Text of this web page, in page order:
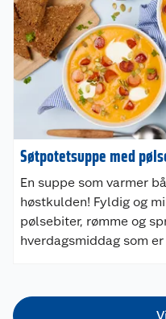
Søtpotetsuppe med
En suppe som varmer
høstkulden! Fyldig og
pølsebiter, rømme og
hverdagsmiddag som
Nyheter
Våre butikker
Våre merkevarer
Coop kjeder
Ledige stillinger
Bærekraft
Samvirkelag
Angre- og returrett
Reklamasjon og garanti
Ofte stilte spørsmål
Leveringsalternativer
Pakkesporing
Kjøpsvilkår
Åpent kjøp
Coop medlem
Klikk og hent
Festdrakter til hele
Hagemøbler og utemøbler